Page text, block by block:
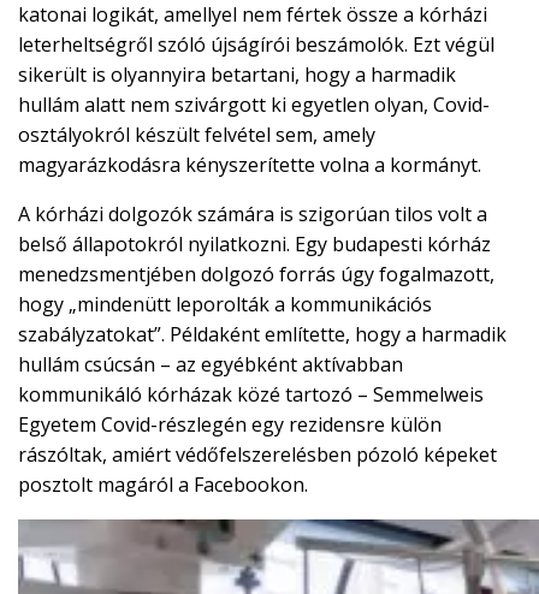
katonai logikát, amellyel nem fértek össze a kórházi
leterheltségről szóló újságírói beszámolók. Ezt végül
sikerült is olyannyira betartani, hogy a harmadik
hullám alatt nem szivárgott ki egyetlen olyan, Covid-
osztályokról készült felvétel sem, amely
magyarázkodásra kényszerítette volna a kormányt.
A kórházi dolgozók számára is szigorúan tilos volt a
belső állapotokról nyilatkozni. Egy budapesti kórház
menedzsmentjében dolgozó forrás úgy fogalmazott,
hogy „mindenütt leporolták a kommunikációs
szabályzatokat”. Példaként említette, hogy a harmadik
hullám csúcsán – az egyébként aktívabban
kommunikáló kórházak közé tartozó – Semmelweis
Egyetem Covid-részlegén egy rezidensre külön
rászóltak, amiért védőfelszerelésben pózoló képeket
posztolt magáról a Facebookon.